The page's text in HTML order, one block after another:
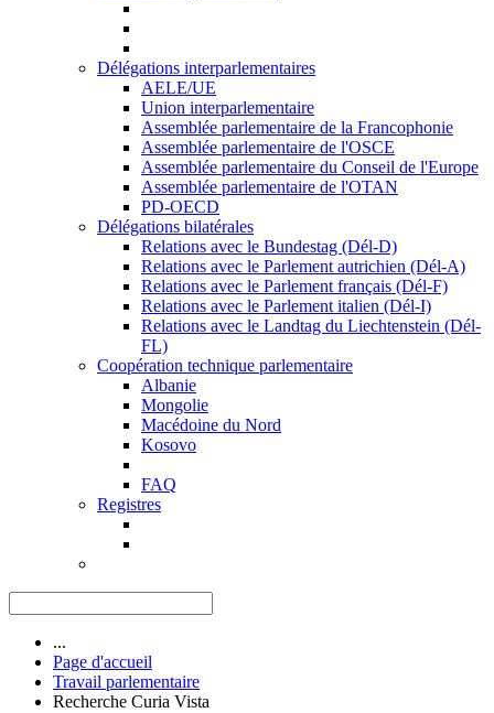
Délégations interparlementaires
AELE/UE
Union interparlementaire
Assemblée parlementaire de la Francophonie
Assemblée parlementaire de l'OSCE
Assemblée parlementaire du Conseil de l'Europe
Assemblée parlementaire de l'OTAN
PD-OECD
Délégations bilatérales
Relations avec le Bundestag (Dél-D)
Relations avec le Parlement autrichien (Dél-A)
Relations avec le Parlement français (Dél-F)
Relations avec le Parlement italien (Dél-I)
Relations avec le Landtag du Liechtenstein (Dél-
FL)
Coopération technique parlementaire
Albanie
Mongolie
Macédoine du Nord
Kosovo
FAQ
Registres
...
Page d'accueil
Travail parlementaire
Recherche Curia Vista